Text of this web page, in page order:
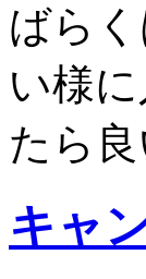
ばら
い様
たら良
キャ